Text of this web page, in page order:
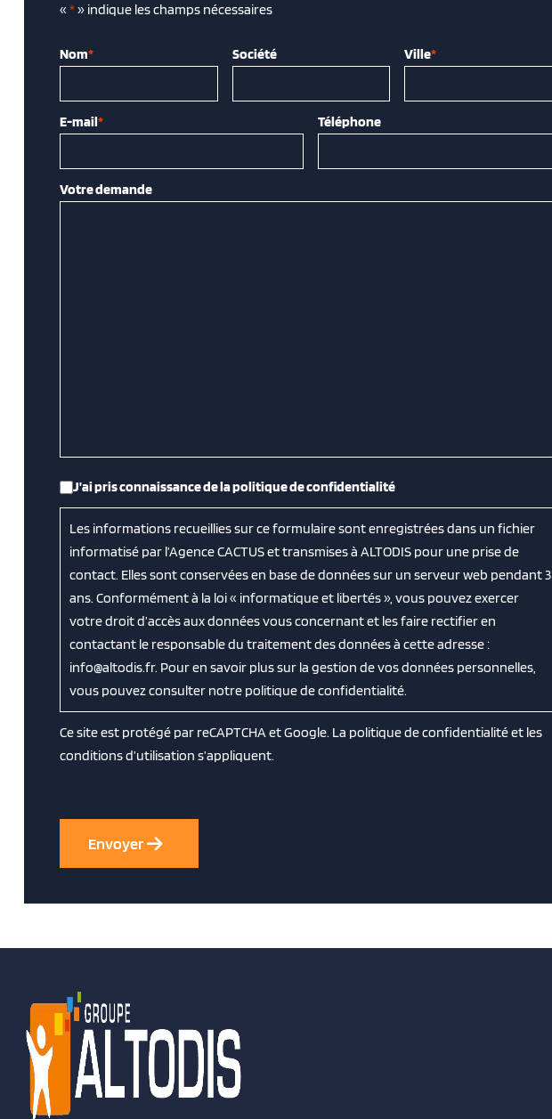
« *» indique les champs nécessaires
Nom* Société Ville*
E-mail* Téléphone
Votre demande
RGPD
J’ai pris connaissance de la politique de confidentialité
Les informations recueillies sur ce formulaire sont enregistrées dans un fichier
informatisé par l’Agence CACTUS et transmises à ALTODIS pour une prise de
contact. Elles sont conservées en base de données sur un serveur web pendant 3
ans. Conformément à la loi « informatique et libertés », vous pouvez exercer
votre droit d’accès aux données vous concernant et les faire rectifier en
contactant le responsable du traitement des données à cette adresse :
info@altodis.fr. Pour en savoir plus sur la gestion de vos données personnelles,
vous pouvez consulter notre politique de confidentialité.
Ce site est protégé par reCAPTCHA et Google. La politique de confidentialitéet les
conditions d’utilisation s’appliquent.